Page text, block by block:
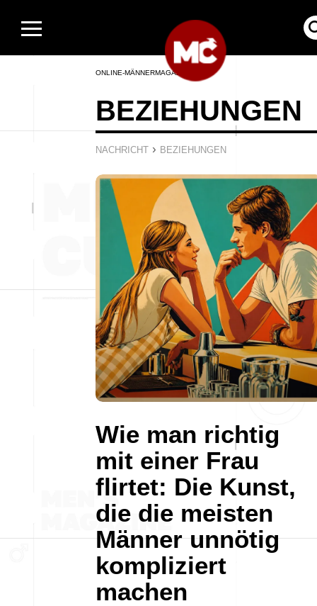
ONLINE-MÄNNERMAGAZIN
BEZIEHUNGEN
NACHRICHT › BEZIEHUNGEN
Wie man richtig
mit einer Frau
flirtet: Die Kunst,
die die meisten
Männer unnötig
kompliziert
machen